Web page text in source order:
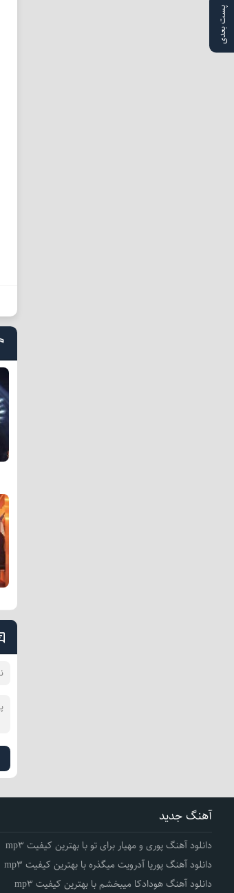
پست بعدی
آهنگ جدید
دانلود آهنگ پوری و مهیار برای تو با بهترین کیفیت mp3
دانلود آهنگ پوریا آدرویت میگذره با بهترین کیفیت mp3
دانلود آهنگ هودادکا میبخشم با بهترین کیفیت mp3